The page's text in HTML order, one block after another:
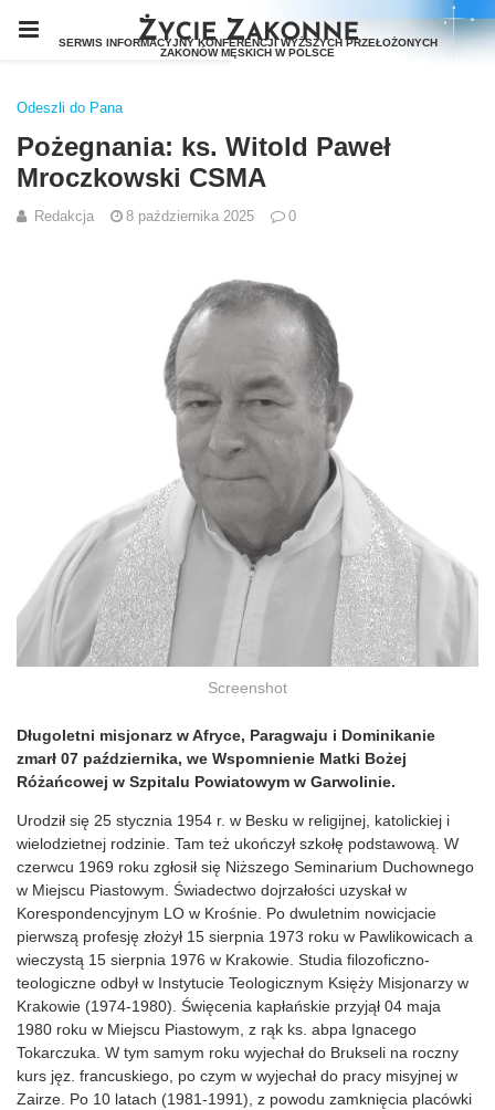
Odeszli do Pana
Pożegnania: ks. Witold Paweł
Mroczkowski CSMA
Redakcja 8 października 2025 0
Screenshot
Długoletni misjonarz w Afryce, Paragwaju i Dominikanie
zmarł 07 października, we Wspomnienie Matki Bożej
Różańcowej w Szpitalu Powiatowym w Garwolinie.
Urodził się 25 stycznia 1954 r. w Besku w religijnej, katolickiej i
wielodzietnej rodzinie. Tam też ukończył szkołę podstawową. W
czerwcu 1969 roku zgłosił się Niższego Seminarium Duchownego
w Miejscu Piastowym. Świadectwo dojrzałości uzyskał w
Korespondencyjnym LO w Krośnie. Po dwuletnim nowicjacie
pierwszą profesję złożył 15 sierpnia 1973 roku w Pawlikowicach a
wieczystą 15 sierpnia 1976 w Krakowie. Studia filozoficzno-
teologiczne odbył w Instytucie Teologicznym Księży Misjonarzy w
Krakowie (1974-1980). Święcenia kapłańskie przyjął 04 maja
1980 roku w Miejscu Piastowym, z rąk ks. abpa Ignacego
Tokarczuka. W tym samym roku wyjechał do Brukseli na roczny
kurs jęz. francuskiego, po czym w wyjechał do pracy misyjnej w
Zairze. Po 10 latach (1981-1991), z powodu zamknięcia placówki